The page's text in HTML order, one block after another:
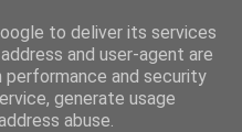
to deliver its services
and user-agent are
performance and security
generate usage
abuse.